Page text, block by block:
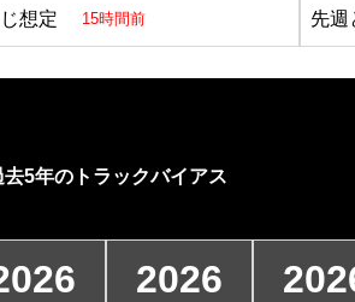
想定 15時間前 先週
去5年のトラックバイアス
2026